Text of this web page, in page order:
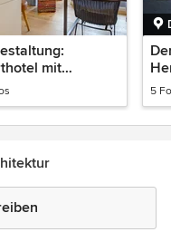
mit
im
-
5